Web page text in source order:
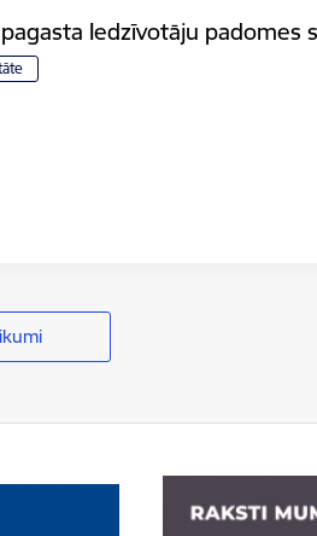
Iedzīvotāju padomes